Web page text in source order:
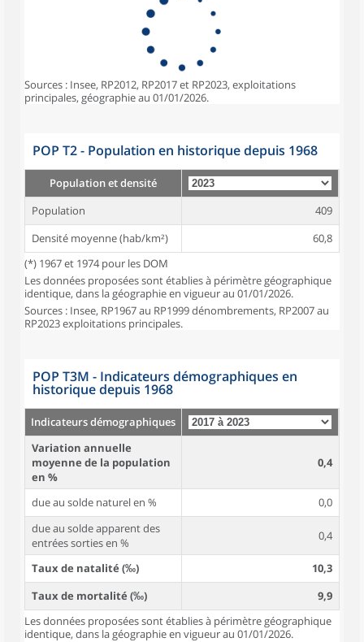
Sources : Insee, RP2012, RP2017 et RP2023, exploitations
principales, géographie au 01/01/2026.
POP T2 - Population en historique depuis 1968
Population et densité
Population
409
Densité moyenne (hab/km²)
60,8
(*) 1967 et 1974 pour les DOM
Les données proposées sont établies à périmètre géographique
identique, dans la géographie en vigueur au 01/01/2026.
Sources : Insee, RP1967 au RP1999 dénombrements, RP2007 au
RP2023 exploitations principales.
POP T3M - Indicateurs démographiques en
historique depuis 1968
Indicateurs démographiques
Variation annuelle
moyenne de la population
en %
0,4
due au solde naturel en %
0,0
due au solde apparent des
entrées sorties en %
0,4
Taux de natalité (‰)
10,3
Taux de mortalité (‰)
9,9
Les données proposées sont établies à périmètre géographique
identique, dans la géographie en vigueur au 01/01/2026.